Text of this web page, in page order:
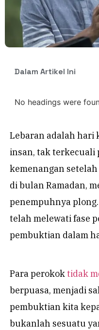
Dalam Artikel Ini
No headings were
Lebaran adalah hari
insan, tak terkecuali
kemenangan
di bulan Ramadan,
penempuhnya
telah melewati fase
pembuktian dalam
Para perokoktidak
berpuasa, menjadi
pembuktian kita
bukanlah sesuatu